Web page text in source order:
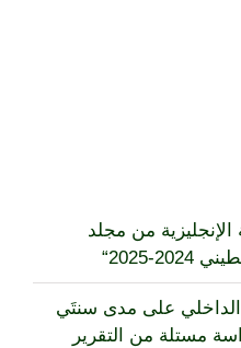
من مجلد
2025“
على مدى سنتَي
2025 … دراسة مستلة من التقرير